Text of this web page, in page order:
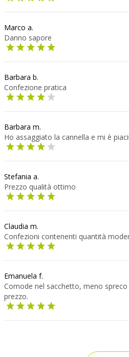
Marco a.
Danno sapore
Barbara b.
Confezione pratica
Barbara m.
Ho assaggiato la cannella e mi è
Stefania a.
Prezzo qualità ottimo
Claudia m.
Confezioni contenenti quantità
Emanuela f.
Comode nel sacchetto, meno
prezzo.